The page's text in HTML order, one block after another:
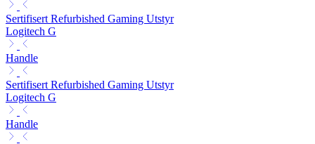
Sertifisert Refurbished Gaming Utstyr
Logitech G
Handle
Sertifisert Refurbished Gaming Utstyr
Logitech G
Handle